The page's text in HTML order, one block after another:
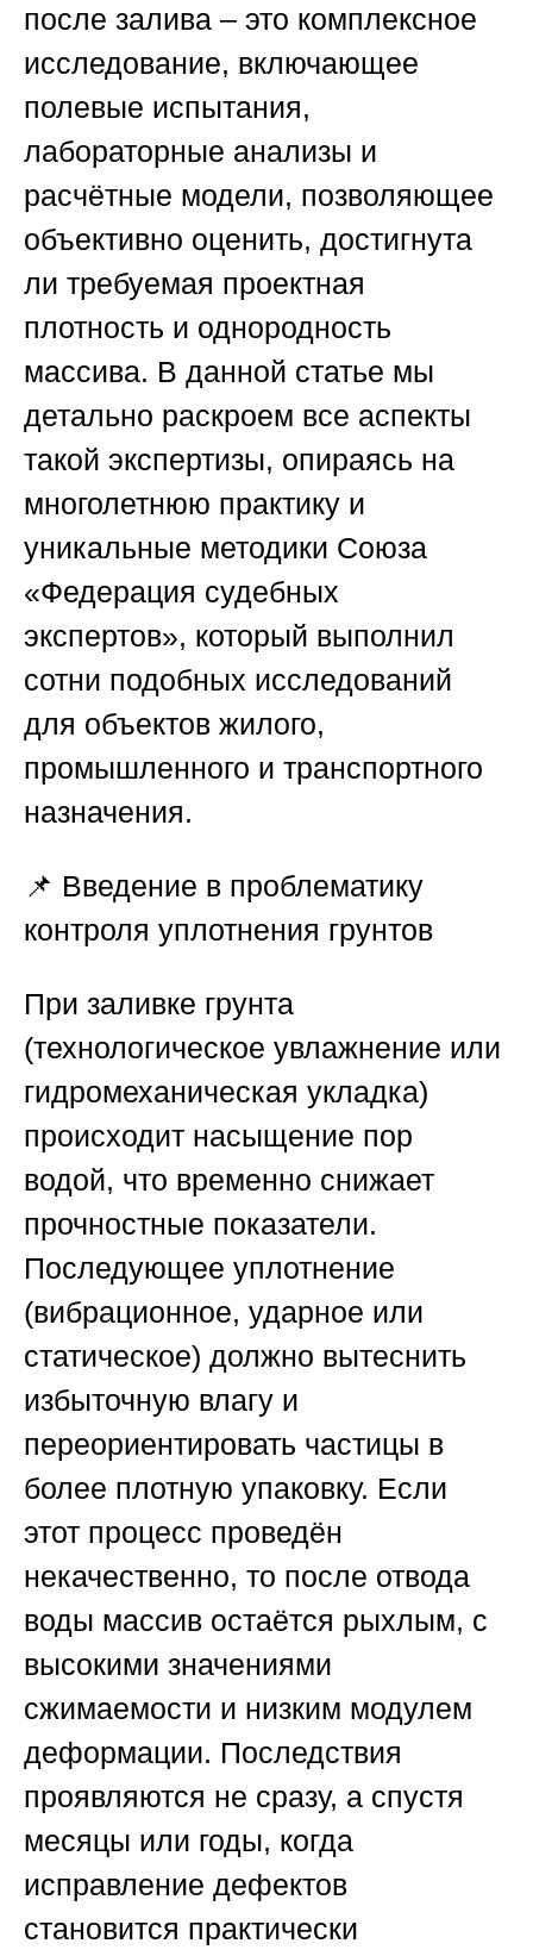
после залива – это комплексное
исследование, включающее
полевые испытания,
лабораторные анализы и
расчётные модели, позволяющее
объективно оценить, достигнута
ли требуемая проектная
плотность и однородность
массива. В данной статье мы
детально раскроем все аспекты
такой экспертизы, опираясь на
многолетнюю практику и
уникальные методики Союза
«Федерация судебных
экспертов», который выполнил
сотни подобных исследований
для объектов жилого,
промышленного и транспортного
назначения.
📌 Введение в проблематику
контроля уплотнения грунтов
При заливке грунта
(технологическое увлажнение или
гидромеханическая укладка)
происходит насыщение пор
водой, что временно снижает
прочностные показатели.
Последующее уплотнение
(вибрационное, ударное или
статическое) должно вытеснить
избыточную влагу и
переориентировать частицы в
более плотную упаковку. Если
этот процесс проведён
некачественно, то после отвода
воды массив остаётся рыхлым, с
высокими значениями
сжимаемости и низким модулем
деформации. Последствия
проявляются не сразу, а спустя
месяцы или годы, когда
исправление дефектов
становится практически